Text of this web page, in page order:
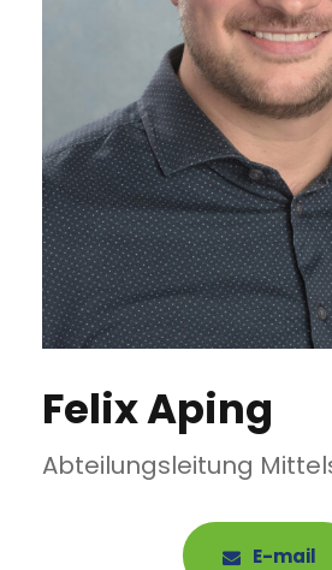
Felix Aping
Abteilungsleitung
E-mail